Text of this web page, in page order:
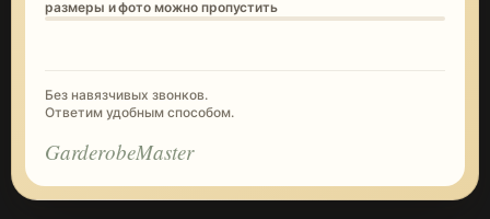
размеры и фото можно пропустить
Без навязчивых звонков.
Ответим удобным способом.
GarderobeMaster